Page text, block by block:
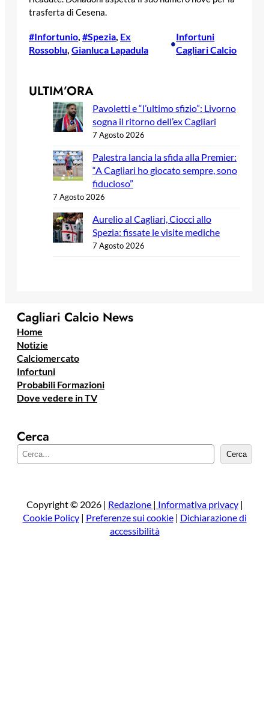
trasferta di Cesena.
#Infortunio, #Spezia, Ex
Rossoblu, Gianluca Lapadula
•
Infortuni
Cagliari Calcio
ULTIM’ORA
Pavoletti e “l’ultimo sfizio”: Livorno
sogna il ritorno dell’ex Cagliari
7 Agosto 2026
Palestra lancia la sfida alla Premier:
“A Cagliari ho giocato sempre, sono
fiducioso”
7 Agosto 2026
Aurelio al Cagliari, Ciocci allo
Spezia: fissate le visite mediche
7 Agosto 2026
Cagliari Calcio News
Home
Notizie
Calciomercato
Infortuni
Probabili Formazioni
Dove vedere in TV
Cerca
e
a
Cerca
Copyright © 2026 | Redazione | Informativa privacy|
Cookie Policy| Preferenze sui cookie| Dichiarazione di
accessibilità